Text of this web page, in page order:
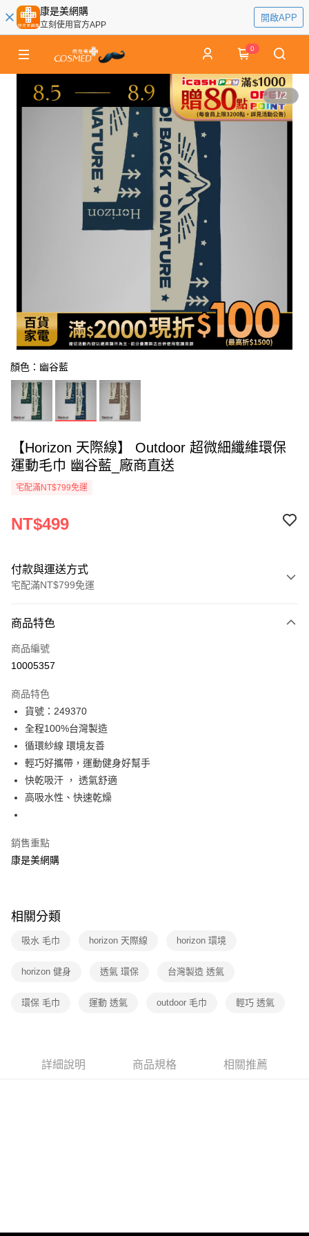
康是美網購
立刻使用官方APP
開啟APP
0
1/2
顏色：幽谷藍
【Horizon 天際線】 Outdoor 超微細纖維環保
運動毛巾 幽谷藍_廠商直送
宅配滿NT$799免運
NT$499
付款與運送方式
宅配滿NT$799免運
icash Pay
信用卡一次付款
LINE Pay
Apple Pay
街口支付
悠遊付
運送方式
宅配-下單後3-5個工作天配送(不含預購品)，箱購品分箱出貨
商品特色
商品編號
10005357
商品特色
貨號：249370
全程100%台灣製造
循環紗線 環境友善
輕巧好攜帶，運動健身好幫手
快乾吸汗 ， 透氣舒適
高吸水性、快速乾燥
銷售重點
康是美網購
相關分類
吸水 毛巾 horizon 天際線 horizon 環境
horizon 健身 透氣 環保 台灣製造 透氣
環保 毛巾 運動 透氣 outdoor 毛巾 輕巧 透氣
詳細說明 商品規格 相關推薦